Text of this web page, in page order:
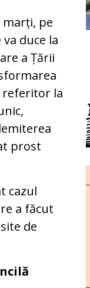
marți, pe
duce la
a Țării
la
prost
cazul
a făcut
de